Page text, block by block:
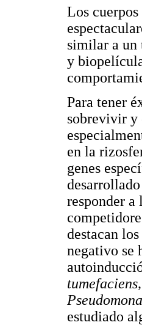
Los
similar a un
y
Para tener
sobrevivir y
en la
genes
responder a
destacan
negativo se
estudiado